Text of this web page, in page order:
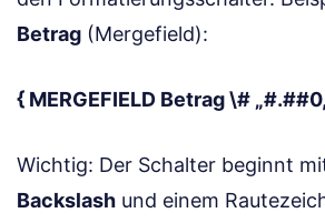
Betrag (Mergefield):
{ MERGEFIELD Betrag \#
Wichtig: Der Schalter beginnt
Backslash und einem